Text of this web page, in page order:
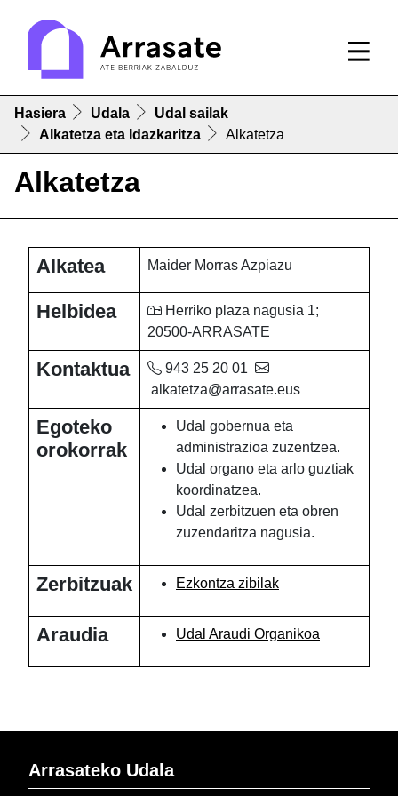
Hasiera Udala
Udal sailak
Alkatetza eta Idazkaritza
Alkatetza
Alkatetza
Alkatea Maider Morras Azpiazu
Helbidea
Herriko plaza nagusia 1;
20500-ARRASATE
Kontaktua
943 25 20 01
alkatetza@arrasate.eus
Egoteko
orokorrak
Udal gobernua eta
administrazioa zuzentzea.
Udal organo eta arlo guztiak
koordinatzea.
Udal zerbitzuen eta obren
zuzendaritza nagusia.
Zerbitzuak Ezkontza zibilak
Araudia Udal Araudi Organikoa
Arrasateko Udala